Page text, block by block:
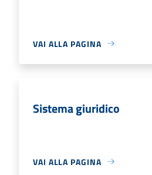
VAI ALLA PAGINA
Sistema giuridico
VAI ALLA PAGINA